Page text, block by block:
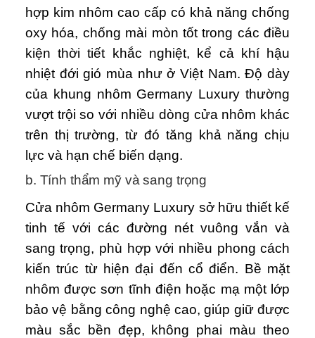
hợp kim nhôm cao cấp có khả năng chống
oxy hóa, chống mài mòn tốt trong các điều
kiện thời tiết khắc nghiệt, kể cả khí hậu
nhiệt đới gió mùa như ở Việt Nam. Độ dày
của khung nhôm Germany Luxury thường
vượt trội so với nhiều dòng cửa nhôm khác
trên thị trường, từ đó tăng khả năng chịu
lực và hạn chế biến dạng.
b. Tính thẩm mỹ và sang trọng
Cửa nhôm Germany Luxury sở hữu thiết kế
tinh tế với các đường nét vuông vắn và
sang trọng, phù hợp với nhiều phong cách
kiến trúc từ hiện đại đến cổ điển. Bề mặt
nhôm được sơn tĩnh điện hoặc mạ một lớp
bảo vệ bằng công nghệ cao, giúp giữ được
màu sắc bền đẹp, không phai màu theo